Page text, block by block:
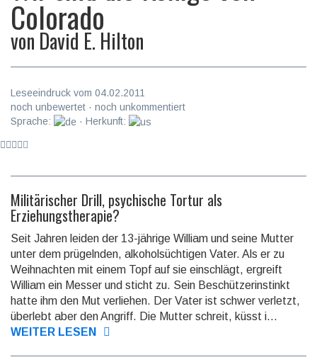
Colorado
von David E. Hilton
Leseeindruck vom 04.02.2011
noch unbewertet · noch unkommentiert
Sprache:
· Herkunft:
Militärischer Drill, psychische Tortur als
Erziehungstherapie?
Seit Jahren leiden der 13-jährige William und seine Mutter
unter dem prügelnden, alkoholsüchtigen Vater. Als er zu
Weihnachten mit einem Topf auf sie einschlägt, ergreift
William ein Messer und sticht zu. Sein Beschützerinstinkt
hatte ihm den Mut verliehen. Der Vater ist schwer verletzt,
überlebt aber den Angriff. Die Mutter schreit, küsst i...
WEITER LESEN